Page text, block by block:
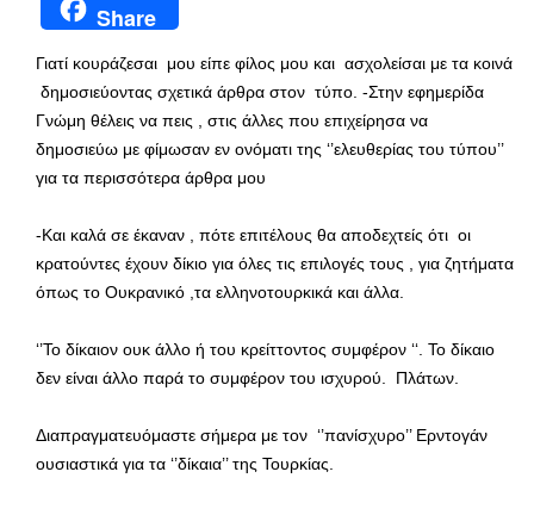
Share
Γιατί κουράζεσαι μου είπε φίλος μου και ασχολείσαι με τα κοινά
δημοσιεύοντας σχετικά άρθρα στον τύπο. -Στην εφημερίδα
Γνώμη θέλεις να πεις , στις άλλες που επιχείρησα να
δημοσιεύω με φίμωσαν εν ονόματι της ‘’ελευθερίας του τύπου’’
για τα περισσότερα άρθρα μου
-Και καλά σε έκαναν , πότε επιτέλους θα αποδεχτείς ότι οι
κρατούντες έχουν δίκιο για όλες τις επιλογές τους , για ζητήματα
όπως το Ουκρανικό ,τα ελληνοτουρκικά και άλλα.
‘’Το δίκαιον ουκ άλλο ή του κρείττοντος συμφέρον ‘‘. Το δίκαιο
δεν είναι άλλο παρά το συμφέρον του ισχυρού. Πλάτων.
Διαπραγματευόμαστε σήμερα με τον ‘’πανίσχυρο’’ Ερντογάν
ουσιαστικά για τα ‘’δίκαια’’ της Τουρκίας.